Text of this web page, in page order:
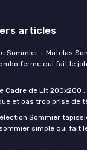
articles
Sommier + Matelas
ferme qui fait le
Cadre de Lit 200x200
et pas trop prise de
Sommier
simple qui fait